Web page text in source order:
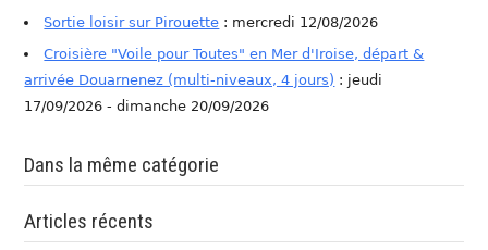
Sortie loisir sur Pirouette : mercredi 12/08/2026
Croisière "Voile pour Toutes" en Mer d'Iroise, départ &
arrivée Douarnenez (multi-niveaux, 4 jours) : jeudi
17/09/2026 - dimanche 20/09/2026
Dans la même catégorie
Articles récents